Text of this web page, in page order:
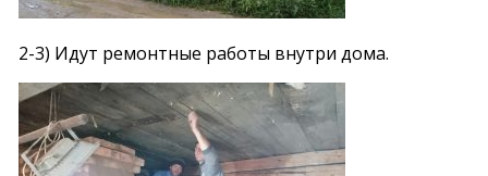
2-3) Идут ремонтные работы внутри дома.